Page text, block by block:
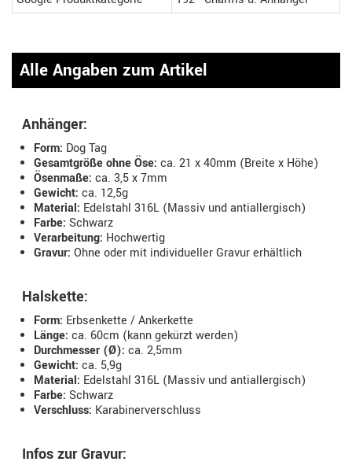
Alle Angaben zum Artikel
Anhänger:
Form: Dog Tag
Gesamtgröße ohne Öse: ca. 21 x 40mm (Breite x Höhe)
Ösenmaße: ca. 3,5 x 7mm
Gewicht: ca. 12,5g
Material: Edelstahl 316L (Massiv und antiallergisch)
Farbe: Schwarz
Verarbeitung: Hochwertig
Gravur: Ohne oder mit individueller Gravur erhältlich
Halskette:
Form: Erbsenkette / Ankerkette
Länge: ca. 60cm (kann gekürzt werden)
Durchmesser (Ø): ca. 2,5mm
Gewicht: ca. 5,9g
Material: Edelstahl 316L (Massiv und antiallergisch)
Farbe: Schwarz
Verschluss: Karabinerverschluss
Infos zur Gravur: